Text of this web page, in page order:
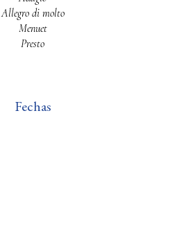
Allegro di molto
Menuet
Presto
Fechas